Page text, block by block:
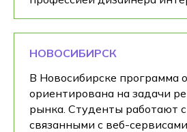
НОВОСИБИРСК
В Новосибирске программа
ориентирована на задачи
рынка. Студенты работают с
связанными с веб-